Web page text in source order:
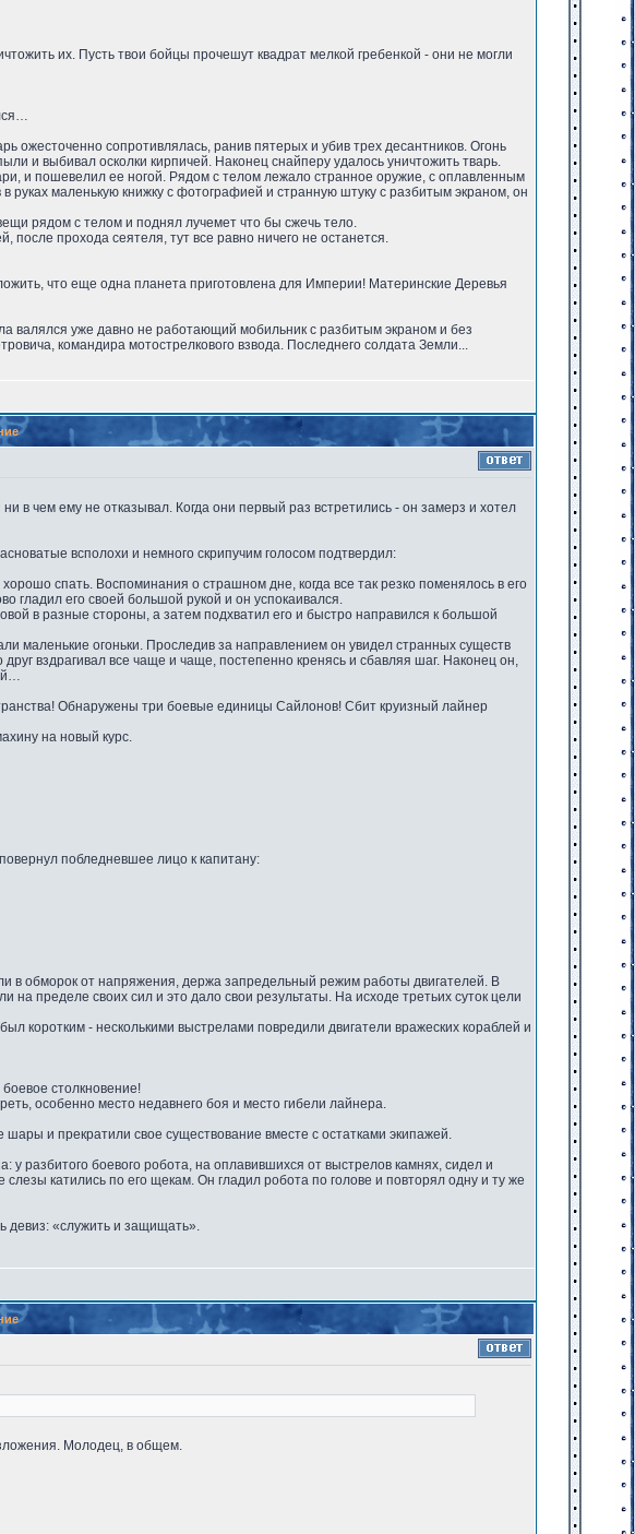
их. Пусть твои бойцы прочешут квадрат мелкой гребенкой - они не могли
ожесточенно сопротивлялась, ранив пятерых и убив трех десантников. Огонь
и выбивал осколки кирпичей. Наконец снайперу удалось уничтожить тварь.
и пошевелил ее ногой. Рядом с телом лежало странное оружие, с оплавленным
руках маленькую книжку с фотографией и странную штуку с разбитым экраном, он
рядом с телом и поднял лучемет что бы сжечь тело.
прохода сеятеля, тут все равно ничего не останется.
что еще одна планета приготовлена для Империи! Материнские Деревья
валялся уже давно не работающий мобильник с разбитым экраном и без
командира мотострелкового взвода. Последнего солдата Земли...
в чем ему не отказывал. Когда они первый раз встретились - он замерз и хотел
всполохи и немного скрипучим голосом подтвердил:
спать. Воспоминания о страшном дне, когда все так резко поменялось в его
гладил его своей большой рукой и он успокаивался.
в разные стороны, а затем подхватил его и быстро направился к большой
маленькие огоньки. Проследив за направлением он увидел странных существ
вздрагивал все чаще и чаще, постепенно кренясь и сбавляя шаг. Наконец он,
Обнаружены три боевые единицы Сайлонов! Сбит круизный лайнер
на новый курс.
побледневшее лицо к капитану:
в обморок от напряжения, держа запредельный режим работы двигателей. В
пределе своих сил и это дало свои результаты. На исходе третьих суток цели
коротким - несколькими выстрелами повредили двигатели вражеских кораблей и
столкновение!
особенно место недавнего боя и место гибели лайнера.
и прекратили свое существование вместе с остатками экипажей.
у разбитого боевого робота, на оплавившихся от выстрелов камнях, сидел и
катились по его щекам. Он гладил робота по голове и повторял одну и ту же
девиз: «служить и защищать».
Молодец, в общем.